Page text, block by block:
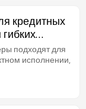
кредитных
для
подходят для
исполнении,